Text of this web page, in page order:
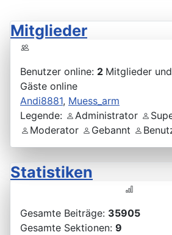
Mitglieder
Benutzer online: 2 Mitglieder und
Gäste online
Andi8881, Muess_arm
Legende:
Administrator
Moderator
Gebannt
Statistiken
Gesamte Beiträge: 35905
Gesamte Sektionen: 9